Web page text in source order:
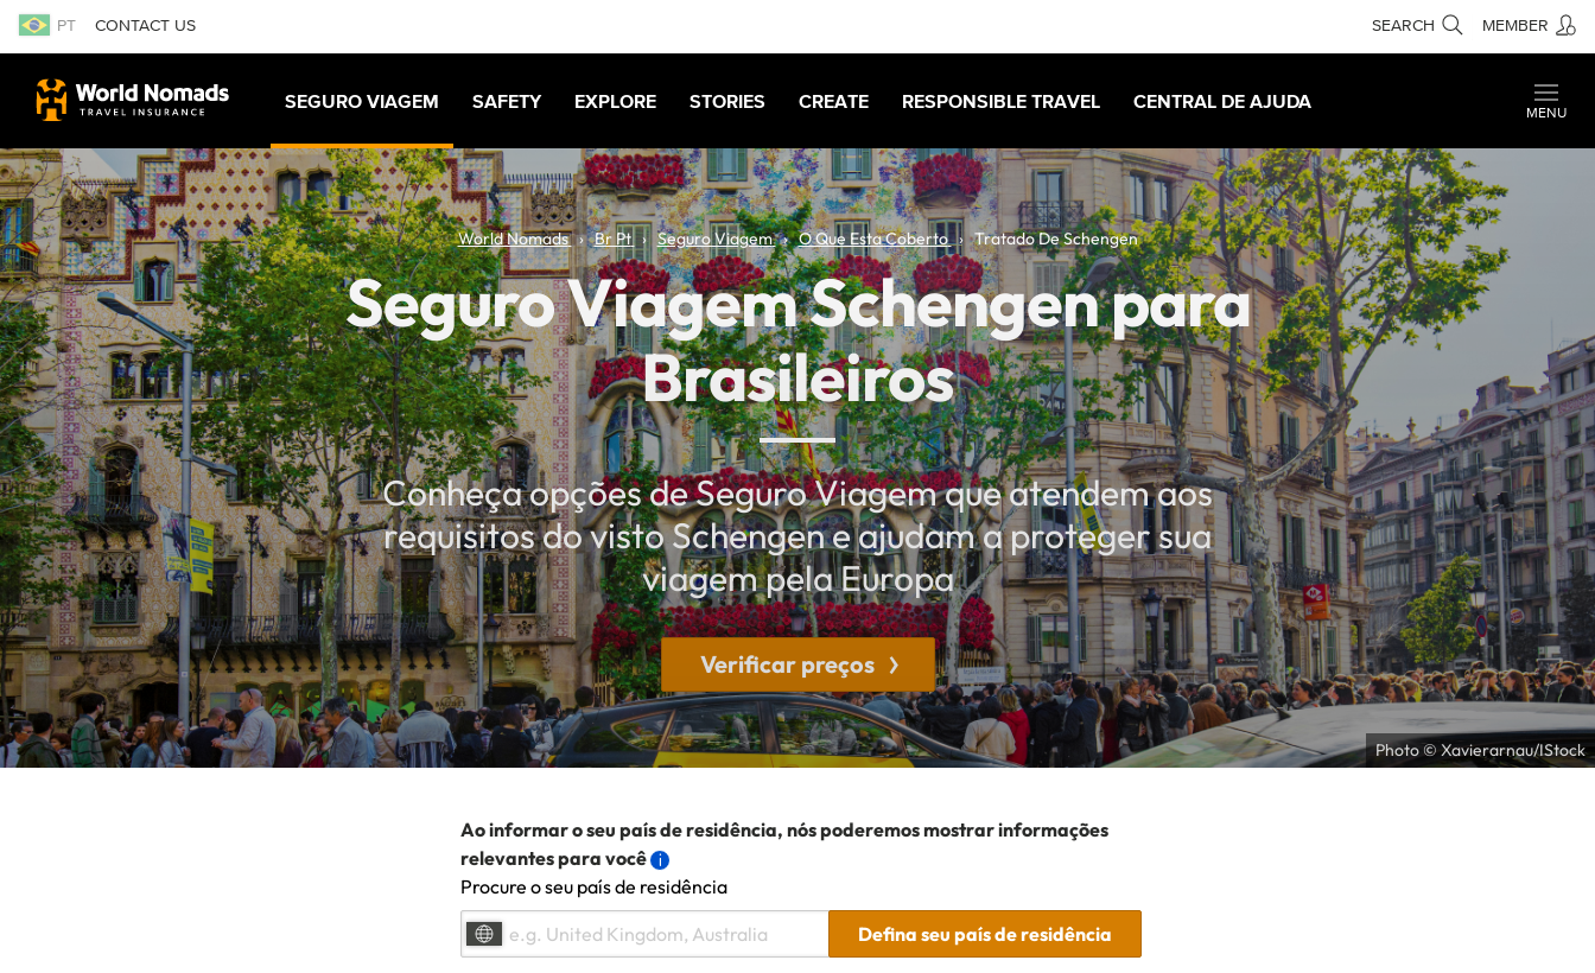
PT CONTACT US SEARCH MEMBER
SEGURO VIAGEM SAFETY EXPLORE STORIES CREATE RESPONSIBLE TRAVEL CENTRAL DE AJUDA
MENU
Photo © Xavierarnau/IStock
World Nomads Br Pt Seguro Viagem O Que Esta Coberto Tratado De Schengen
Seguro Viagem Schengen para
Brasileiros
Conheça opções de Seguro Viagem que atendem aos
requisitos do visto Schengen e ajudam a proteger sua
viagem pela Europa
Verificar preços
Ao informar o seu país de residência, nós poderemos mostrar informações
relevantes para você
Procure o seu país de residência
Defina seu país de residência